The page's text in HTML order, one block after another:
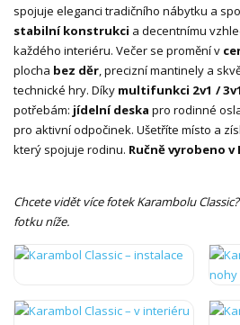
spojuje eleganci tradičního nábytku a
stabilní konstrukci a decentnímu
každého interiéru. Večer se promění v
plocha bez děr, precizní mantinely a
technické hry. Díky multifunkci 2v1 / 3v1
potřebám: jídelní deska pro rodinné
pro aktivní odpočinek. Ušetříte místo a
který spojuje rodinu. Ručně vyrobeno v
Chcete vidět více fotek Karambolu
fotku níže.